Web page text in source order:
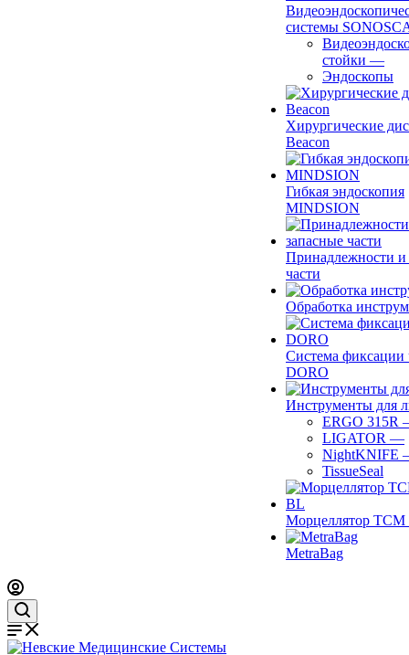
системы
стойки —
Эндоскопы
Хирургические
Beacon
Гибкая эндоскопия
MINDSION
Принадлежности и
части
Обработка
Система фиксации
DORO
Инструменты для
ERGO 315R
LIGATOR —
NightKNIFE
TissueSeal
Морцеллятор ТСМ
MetraBag